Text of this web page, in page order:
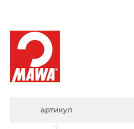
артикул